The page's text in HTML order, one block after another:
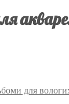
для